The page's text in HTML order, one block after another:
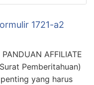
1721-a2
AFFILIATE
Pemberitahuan)
yang harus